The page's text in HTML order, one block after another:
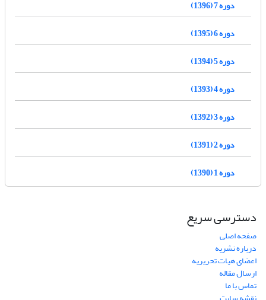
دوره 7 (1396)
دوره 6 (1395)
دوره 5 (1394)
دوره 4 (1393)
دوره 3 (1392)
دوره 2 (1391)
دوره 1 (1390)
دسترسی سریع
صفحه اصلی
درباره نشریه
اعضای هیات تحریریه
ارسال مقاله
تماس با ما